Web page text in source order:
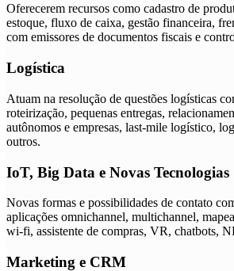
Oferecerem recursos como cadastro de
estoque, fluxo de caixa, gestão financeira,
com emissores de documentos fiscais e
Logística
Atuam na resolução de questões logísticas
roteirização, pequenas entregas,
autônomos e empresas, last-mile logístico,
outros.
IoT, Big Data e Novas Tecnologias
Novas formas e possibilidades de contato
aplicações omnichannel, multichannel,
wi-fi, assistente de compras, VR, chatbots,
Marketing e CRM